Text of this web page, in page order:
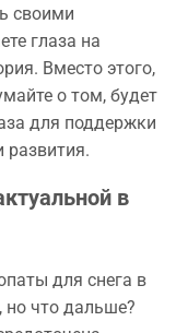
своими
глаза на
Вместо этого,
о том, будет
для поддержки
развития.
в
для снега в
но что дальше?